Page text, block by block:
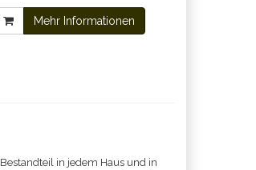
Mehr Informationen
in jedem Haus und in